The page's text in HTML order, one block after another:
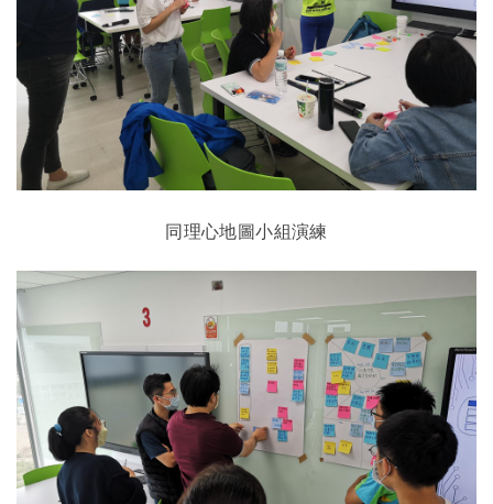
同理心地圖小組演練